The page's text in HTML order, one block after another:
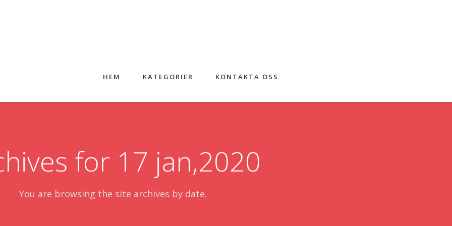
HEM KATEGORIER KONTAKTA OSS
for 17 jan,2020
You are browsing the site archives by date.